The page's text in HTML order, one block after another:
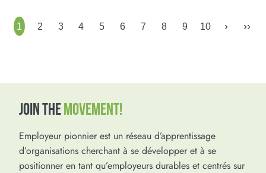
1 2 3 4 5 6 7 8 9 10 › ››
JOIN THEMOVEMENT!
Employeur pionnier est un réseau d’apprentissage
d’organisations cherchant à se développer et à se
positionner en tant qu’employeurs durables et centrés sur